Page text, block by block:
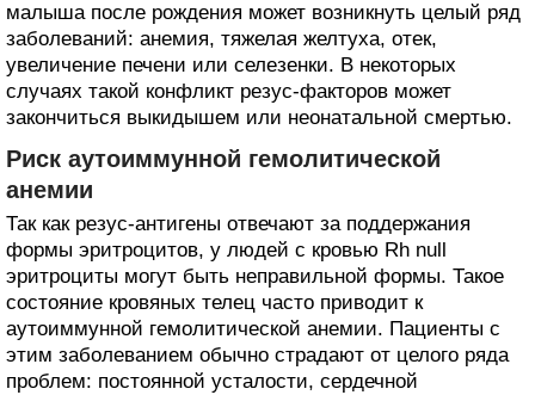
малыша после рождения может возникнуть целый ряд
заболеваний: анемия, тяжелая желтуха, отек,
увеличение печени или селезенки. В некоторых
случаях такой конфликт резус-факторов может
закончиться выкидышем или неонатальной смертью.
Риск аутоиммунной гемолитической
анемии
Так как резус-антигены отвечают за поддержания
формы эритроцитов, у людей с кровью Rh null
эритроциты могут быть неправильной формы. Такое
состояние кровяных телец часто приводит к
аутоиммунной гемолитической анемии. Пациенты с
этим заболеванием обычно страдают от целого ряда
проблем: постоянной усталости, сердечной